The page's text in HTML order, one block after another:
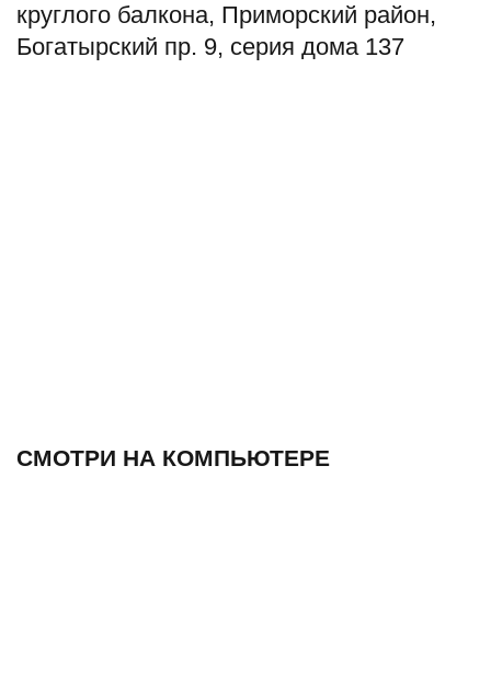
круглого балкона, Приморский район,
Богатырский пр. 9, серия дома 137
СМОТРИ НА КОМПЬЮТЕРЕ